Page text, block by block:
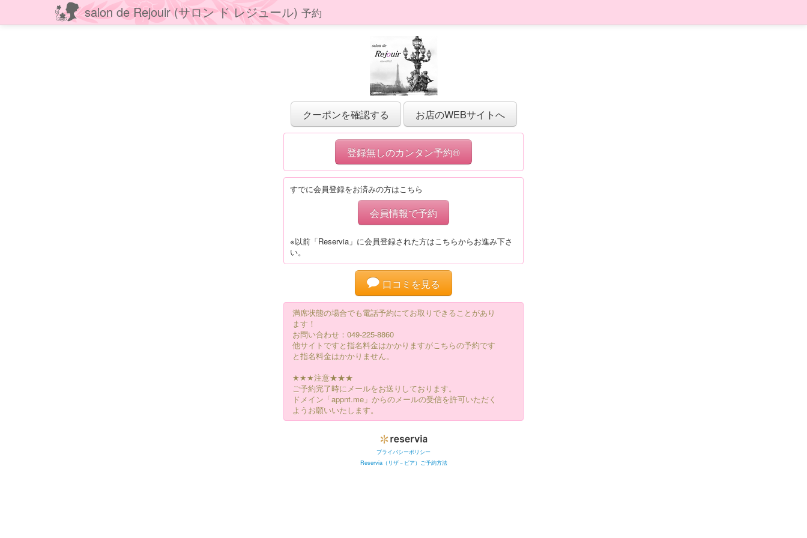
salon de Rejouir (サロン ド レジュール) 予約
クーポンを確認する お店のWEBサイトへ
登録無しのカンタン予約®
すでに会員登録をお済みの方はこちら
会員情報で予約
※以前「Reservia」に会員登録された方はこちらからお進み下さ
い。
口コミを見る
満席状態の場合でも電話予約にてお取りできることがあり
ます！
お問い合わせ：049-225-8860
他サイトですと指名料金はかかりますがこちらの予約です
と指名料金はかかりません。
★★★注意★★★
ご予約完了時にメールをお送りしております。
ドメイン「appnt.me」からのメールの受信を許可いただく
ようお願いいたします。
プライバシーポリシー
Reservia（リザ－ビア）ご予約方法